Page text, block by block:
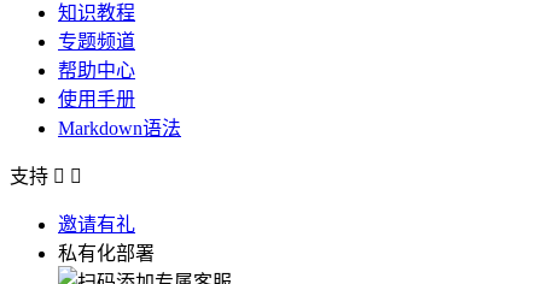
知识教程
专题频道
帮助中心
使用手册
Markdown语法
支持  
邀请有礼
私有化部署